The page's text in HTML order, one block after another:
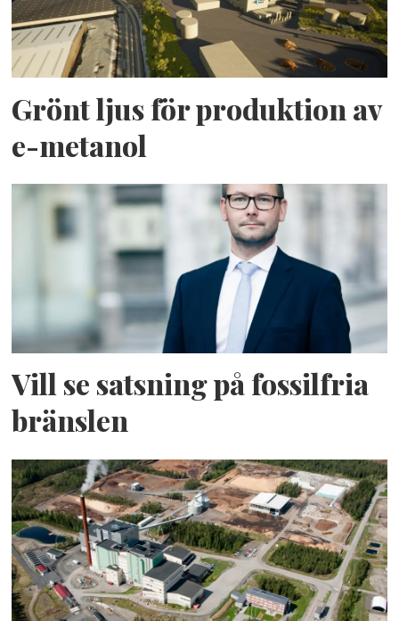
Grönt ljus för produktion av
e-metanol
Vill se satsning på fossilfria
bränslen